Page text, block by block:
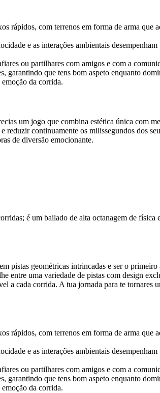
rápidos, com terrenos em forma de arma que
e as interações ambientais
ou partilhares com amigos e com a
que tens bom aspeto enquanto
da corrida.
um jogo que combina estética única com
continuamente os milissegundos dos
de diversão emocionante.
é um bailado de alta octanagem de física
pistas geométricas intrincadas e ser o primeiro
entre uma variedade de pistas com design
a cada corrida. A tua jornada para te tornares
rápidos, com terrenos em forma de arma que
e as interações ambientais
ou partilhares com amigos e com a
que tens bom aspeto enquanto
da corrida.